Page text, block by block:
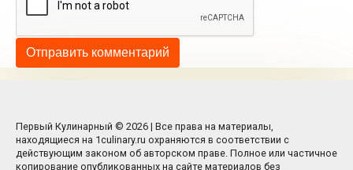
Первый Кулинарный © 2026 | Все права на материалы,
находящиеся на 1culinary.ru охраняются в соответствии с
действующим законом об авторском праве. Полное или частичное
копирование опубликованных на сайте материалов без